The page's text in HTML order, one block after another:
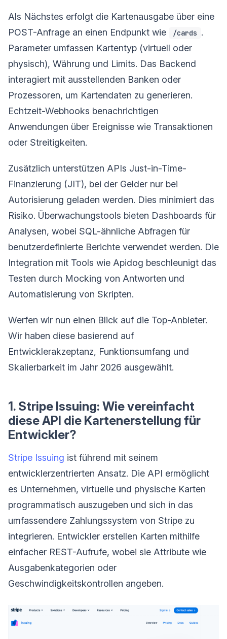
Als Nächstes erfolgt die Kartenausgabe über eine
POST-Anfrage an einen Endpunkt wie
/cards .
Parameter umfassen Kartentyp (virtuell oder
physisch), Währung und Limits. Das Backend
interagiert mit ausstellenden Banken oder
Prozessoren, um Kartendaten zu generieren.
Echtzeit-Webhooks benachrichtigen
Anwendungen über Ereignisse wie Transaktionen
oder Streitigkeiten.
Zusätzlich unterstützen APIs Just-in-Time-
Finanzierung (JIT), bei der Gelder nur bei
Autorisierung geladen werden. Dies minimiert das
Risiko. Überwachungstools bieten Dashboards für
Analysen, wobei SQL-ähnliche Abfragen für
benutzerdefinierte Berichte verwendet werden. Die
Integration mit Tools wie Apidog beschleunigt das
Testen durch Mocking von Antworten und
Automatisierung von Skripten.
Werfen wir nun einen Blick auf die Top-Anbieter.
Wir haben diese basierend auf
Entwicklerakzeptanz, Funktionsumfang und
Skalierbarkeit im Jahr 2026 ausgewählt.
1. Stripe Issuing: Wie vereinfacht
diese API die Kartenerstellung für
Entwickler?
Stripe Issuing ist führend mit seinem
entwicklerzentrierten Ansatz. Die API ermöglicht
es Unternehmen, virtuelle und physische Karten
programmatisch auszugeben und sich in das
umfassendere Zahlungssystem von Stripe zu
integrieren. Entwickler erstellen Karten mithilfe
einfacher REST-Aufrufe, wobei sie Attribute wie
Ausgabenkategorien oder
Geschwindigkeitskontrollen angeben.